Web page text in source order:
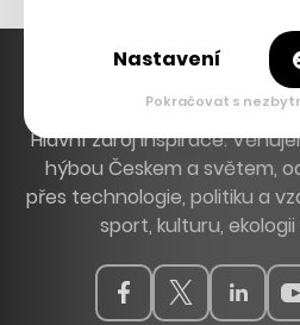
Hlavní zdroj inspirace.
hýbou Českem a světem,
přes technologie, politiku a
sport, kulturu,
Nastavení
Pokračovat s